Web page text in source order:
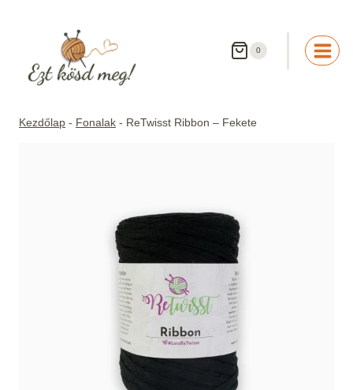
0
Kezdőlap - Fonalak - ReTwisst Ribbon – Fekete